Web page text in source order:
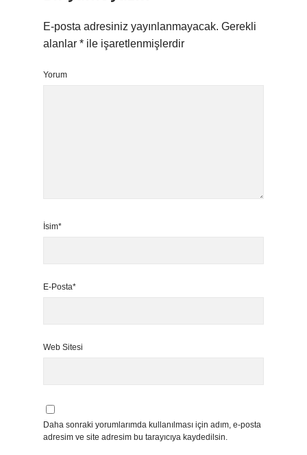
E-posta adresiniz yayınlanmayacak. Gerekli
alanlar * ile işaretlenmişlerdir
Yorum
İsim*
E-Posta*
Web Sitesi
Daha sonraki yorumlarımda kullanılması için adım, e-posta
adresim ve site adresim bu tarayıcıya kaydedilsin.